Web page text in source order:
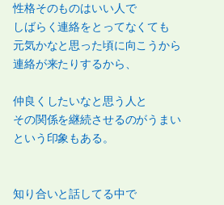
性格そのものはいい人で
しばらく連絡をとってなくても
元気かなと思った頃に向こうから
連絡が来たりするから、
仲良くしたいなと思う人と
その関係を継続させるのがうまい
という印象もある。
知り合いと話してる中で